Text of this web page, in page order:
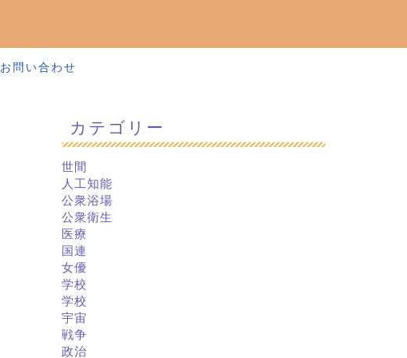
お問い合わせ
カテゴリー
世間
人工知能
公衆浴場
公衆衛生
医療
国連
女優
学校
学校
宇宙
戦争
政治